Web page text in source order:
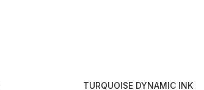
TURQUOISE DYNAMIC INK